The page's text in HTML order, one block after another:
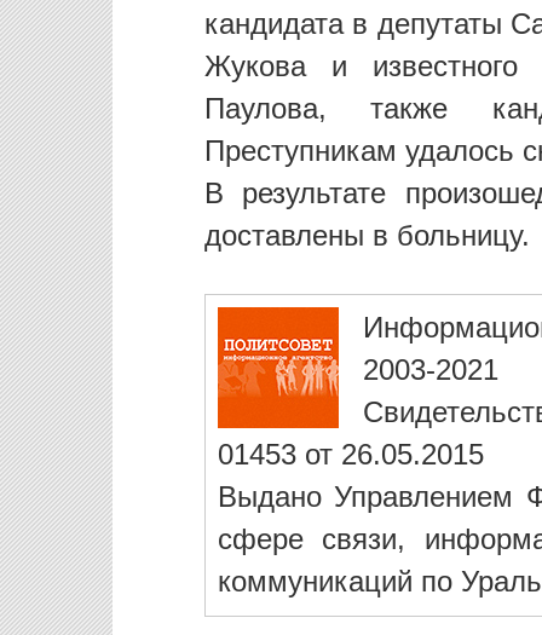
кандидата в депутаты
Жукова и известного
Паулова, также
Преступникам удалось
В результате
доставлены в больницу.
2003-2021
01453 от 26.05.2015
Выдано Управлением
сфере связи,
коммуникаций по